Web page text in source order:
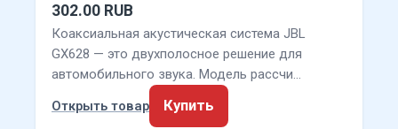
302.00 RUB
Коаксиальная акустическая система JBL
GX628 — это двухполосное решение для
автомобильного звука. Модель рассчи…
Открыть товар
Купить